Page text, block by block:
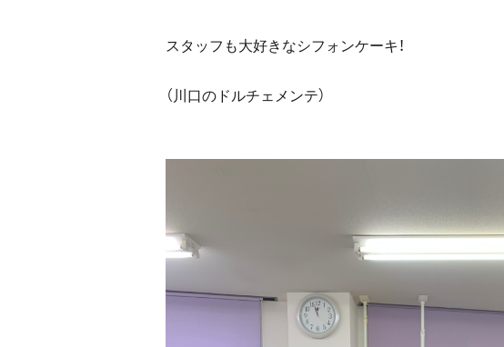
スタッフも大好きなシフォンケーキ！
（川口のドルチェメンテ）